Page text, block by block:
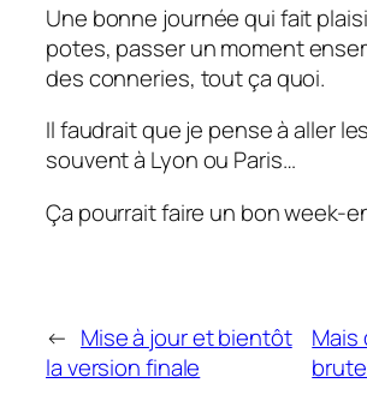
Une bonne journée qui fait
potes, passer un moment
des conneries, tout ça quoi.
Il faudrait que je pense à aller
souvent à Lyon ou Paris…
Ça pourrait faire un bon week-
← Mise à jour et bientôt
la version finale
Mais